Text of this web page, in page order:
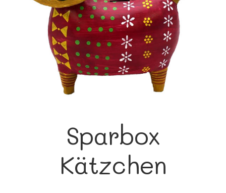
Sparbox
Kätzchen